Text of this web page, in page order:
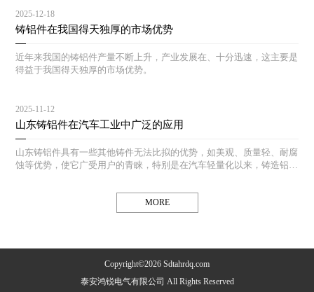
2025-12-18
铸铝件在我国得天独厚的市场优势
近年来我国的铸铝件产量不断上升，产业发展在、十分迅速，这主要是
得益于我国得天独厚的市场优势。
2025-11-12
山东铸铝件在汽车工业中广泛的应用
山东铸铝件具有一些其他铸件无法比拟的优势，如美观、质量轻、耐腐
蚀等优势，使它广受用户的青睐，特别是在汽车轻量化以来，铸造铝合
MORE
Copyright©2026 Sdtahrdq.com
泰安鸿锐电气有限公司 All Rights Reserved